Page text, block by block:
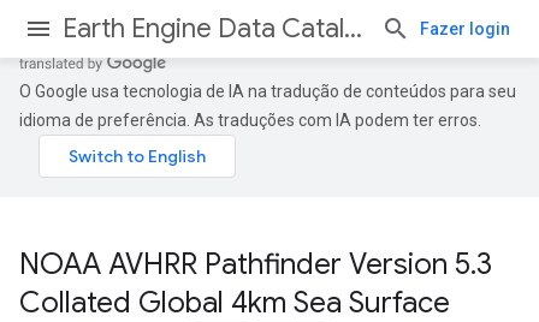
Earth Engine Data Catalog Fazer login
O Google usa tecnologia de IA na tradução de conteúdos para seu
idioma de preferência. As traduções com IA podem ter erros.
NOAA AVHRR Pathfinder Version 5.3
Collated Global 4km Sea Surface